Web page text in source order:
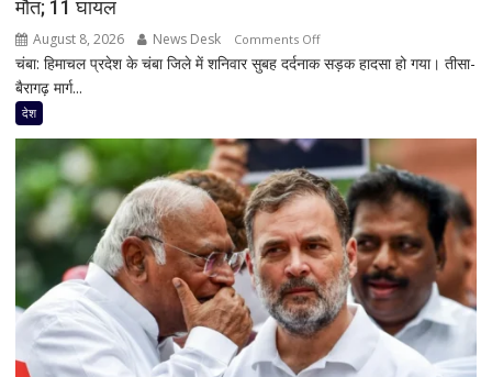
हैं
बाहर
मौत; 11 घायल
August 8, 2026 News Desk Comments Offon
चंबा
बस
तीसा-
बैरागढ़
मार्ग
पर
पलटी
बस,
7
लोगों
चंबा: हिमाचल प्रदेश के चंबा जिले में शनिवार सुबह दर्दनाक सड़क हादसा हो गया। तीसा-
बैरागढ़ मार्ग...
देश